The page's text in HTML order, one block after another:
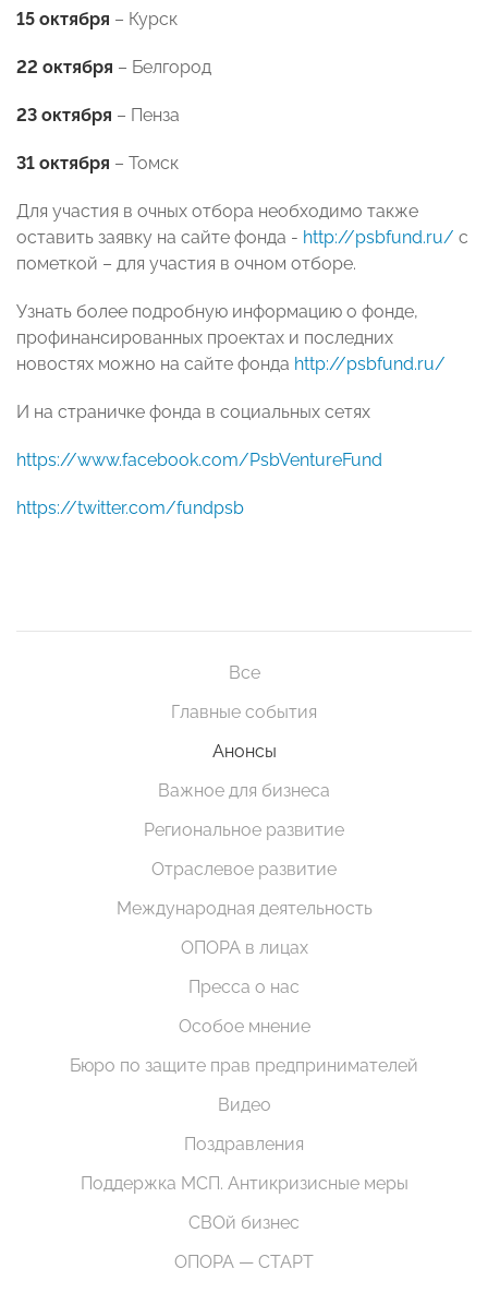
15 октября – Курск
22 октября – Белгород
23 октября – Пенза
31 октября – Томск
Для участия в очных отбора необходимо также
оставить заявку на сайте фонда - http://psbfund.ru/ с
пометкой – для участия в очном отборе.
Узнать более подробную информацию о фонде,
профинансированных проектах и последних
новостях можно на сайте фонда http://psbfund.ru/
И на страничке фонда в социальных сетях
https://www.facebook.com/PsbVentureFund
https://twitter.com/fundpsb
Все
Главные события
Анонсы
Важное для бизнеса
Региональное развитие
Отраслевое развитие
Международная деятельность
ОПОРА в лицах
Пресса о нас
Особое мнение
Бюро по защите прав предпринимателей
Видео
Поздравления
Поддержка МСП. Антикризисные меры
СВОй бизнес
ОПОРА — СТАРТ